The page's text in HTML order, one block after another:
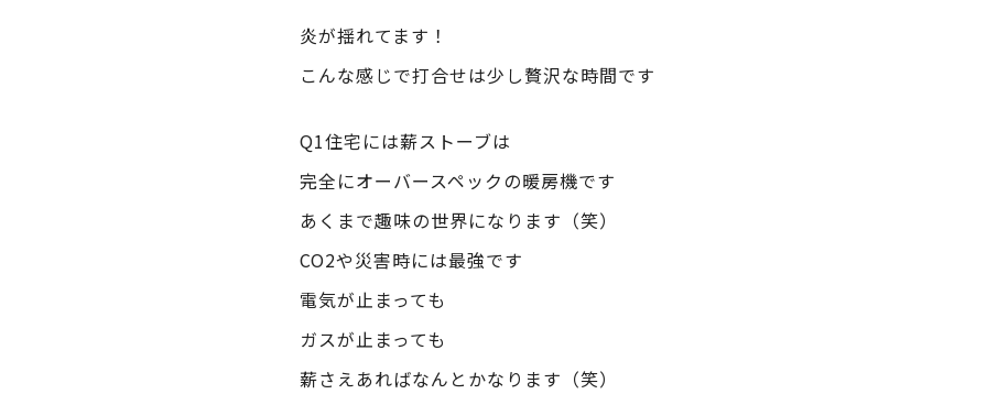
炎が揺れてます！
こんな感じで打合せは少し贅沢な時間です
Q1住宅には薪ストーブは
完全にオーバースペックの暖房機です
あくまで趣味の世界になります（笑）
CO2や災害時には最強です
電気が止まっても
ガスが止まっても
薪さえあればなんとかなります（笑）